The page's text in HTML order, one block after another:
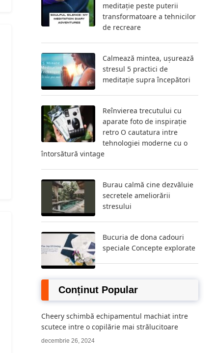
meditație peste puterii
transformatoare a tehnicilor
de recreare
Calmează mintea, ușurează
stresul 5 practici de
meditație supra începători
Reînvierea trecutului cu
aparate foto de inspirație
retro O cautatura intre
tehnologiei moderne cu o
întorsătură vintage
Burau calmă cine dezvăluie
secretele ameliorării
stresului
Bucuria de dona cadouri
speciale Concepte explorate
Conținut Popular
Cheery schimbă echipamentul machiat intre
scutece intre o copilărie mai strălucitoare
decembrie 26, 2024